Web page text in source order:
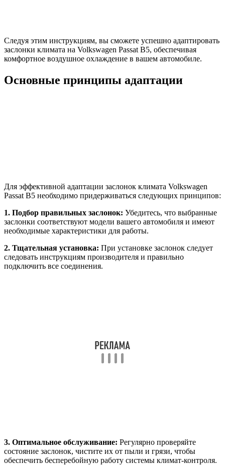
Следуя этим инструкциям, вы сможете успешно адаптировать
заслонки климата на Volkswagen Passat B5, обеспечивая
комфортное воздушное охлаждение в вашем автомобиле.
Основные принципы адаптации
Для эффективной адаптации заслонок климата Volkswagen
Passat B5 необходимо придерживаться следующих принципов:
1. Подбор правильных заслонок: Убедитесь, что выбранные
заслонки соответствуют модели вашего автомобиля и имеют
необходимые характеристики для работы.
2. Тщательная установка: При установке заслонок следует
следовать инструкциям производителя и правильно
подключить все соединения.
3. Оптимальное обслуживание: Регулярно проверяйте
состояние заслонок, чистите их от пыли и грязи, чтобы
обеспечить бесперебойную работу системы климат-контроля.